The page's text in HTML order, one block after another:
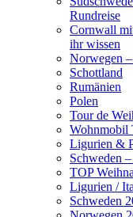
Rundreise
Cornwall
ihr wissen
Norwegen
Schottland
Rumänien
Polen
Tour de
Wohnmobil
Ligurien &
Schweden
TOP
Ligurien /
Schweden